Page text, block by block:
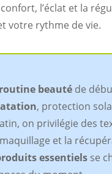
l’éclat et la
votre rythme de vie.
routine beauté de
, protection
on privilégie des
et la
essentiels se